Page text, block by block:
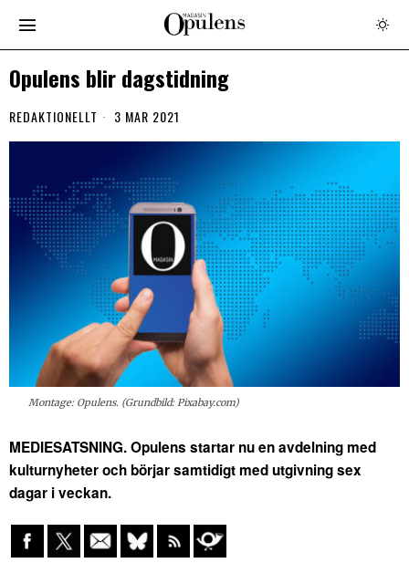
Opulens blir dagstidning
REDAKTIONELLT 3 MAR 2021
Montage: Opulens. (Grundbild: Pixabay.com)
MEDIESATSNING. Opulens startar nu en avdelning med
kulturnyheter och börjar samtidigt med utgivning sex
dagar i veckan.